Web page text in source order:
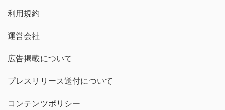
利用規約
運営会社
広告掲載について
プレスリリース送付について
コンテンツポリシー